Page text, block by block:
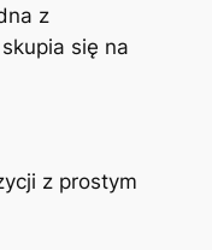
z
się na
z prostym